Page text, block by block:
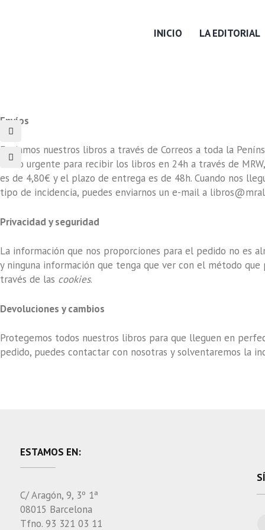
INICIO LA EDITORIAL
Envíos
Enviamos nuestros libros a través de Correos a toda la
envío urgente para recibir los libros en 24h a través de
es de 4,80€ y el plazo de entrega es de 48h. Cuando nos
tipo de incidencia, puedes enviarnos un e-mail a
Privacidad y seguridad
La información que nos proporciones para el pedido no es
y ninguna información que tenga que ver con el método
través de las cookies.
Devoluciones y cambios
Protegemos todos nuestros libros para que lleguen en
pedido, puedes contactar con nosotras y solventaremos la
ESTAMOS EN:
C/ Aragón, 9, 3º 1ª
08015 Barcelona
Tfno. 93 321 03 11